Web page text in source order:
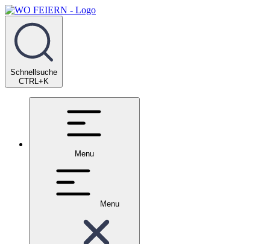
Schnellsuche
CTRL+K
Menu
Menu